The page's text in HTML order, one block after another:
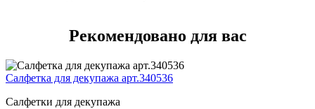
Рекомендовано для вас
Салфетка для декупажа арт.340536
Салфетки для декупажа